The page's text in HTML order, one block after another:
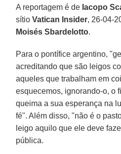
A reportagem é de Iacopo
sítio Vatican Insider, 26-04-
Moisés Sbardelotto.
Para o pontífice argentino,
acreditando que são leigos
aqueles que trabalham em
esquecemos, ignorando-o, o
queima a sua esperança na
fé". Além disso, "não é o
leigo aquilo que ele deve
pública.